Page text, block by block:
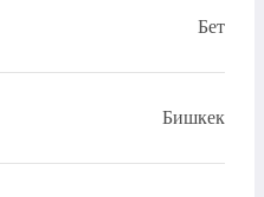
Бет
Бишкек